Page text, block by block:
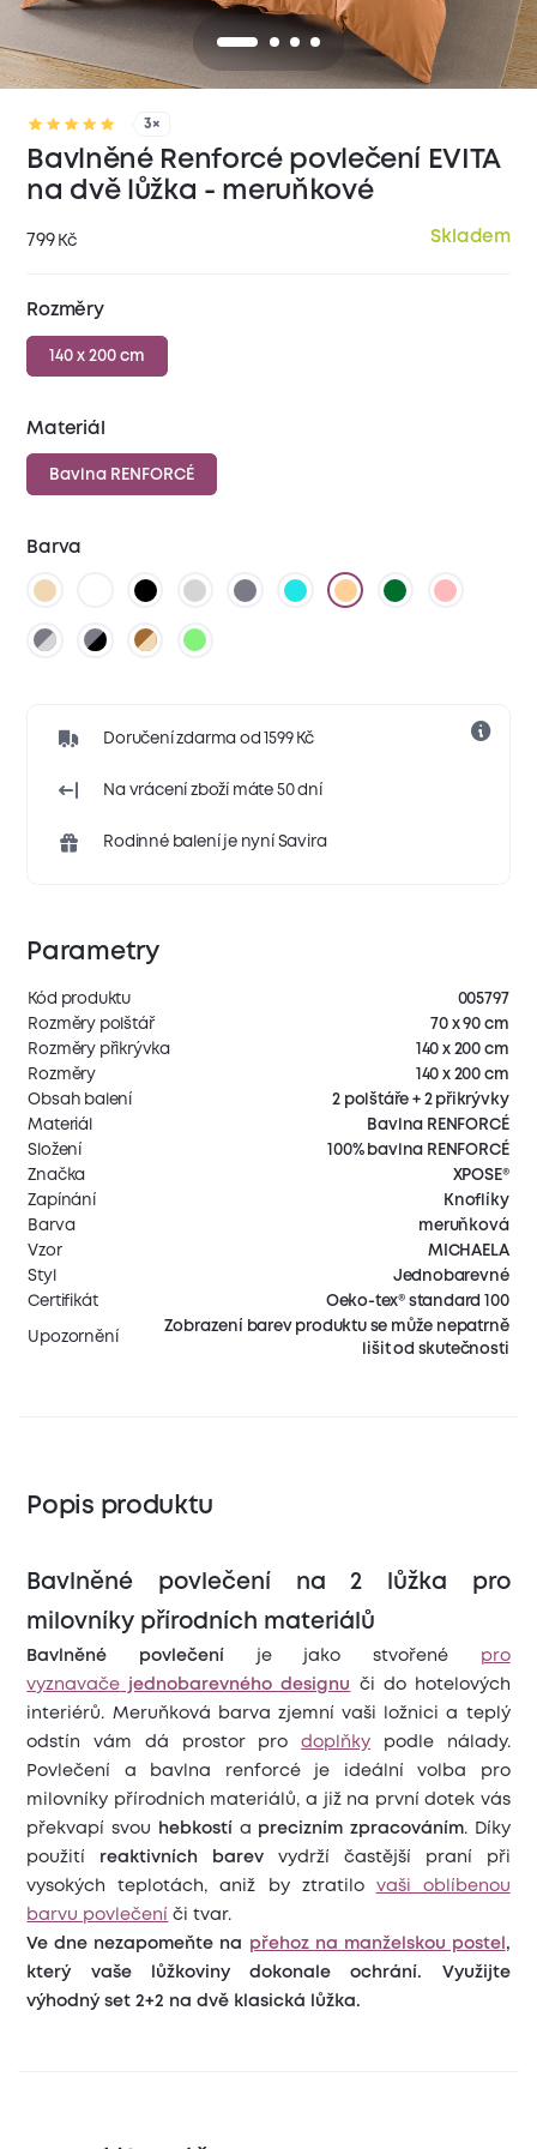
3×
Bavlněné Renforcé povlečení EVITA
na dvě lůžka - meruňkové
799 Kč Skladem
Rozměry
140 x 200 cm
Materiál
Bavlna RENFORCÉ
Barva
Doručení zdarma od 1599 Kč
Na vrácení zboží máte 50 dní
Rodinné balení je nyní Savira
Parametry
Kód produktu
005797
Rozměry polštář
70 x 90 cm
Rozměry přikrývka
140 x 200 cm
Rozměry
140 x 200 cm
Obsah balení
2 polštáře + 2 přikrývky
Materiál
Bavlna RENFORCÉ
Složení
100% bavlna RENFORCÉ
Značka
XPOSE®
Zapínání
Knoflíky
Barva
meruňková
Vzor
MICHAELA
Styl
Jednobarevné
Certifikát
Oeko-tex® standard 100
Upozornění
Zobrazení barev produktu se může nepatrně
lišit od skutečnosti
Popis produktu
Bavlněné povlečení na 2 lůžka pro
milovníky přírodních materiálů
Bavlněné povlečení je jako stvořené
pro
vyznavače jednobarevného designu
či do hotelových
interiérů. Meruňková barva zjemní vaši ložnici a teplý
odstín vám dá prostor prodoplňky podle nálady.
Povlečení a bavlna renforcé je ideální volba pro
milovníky přírodních materiálů, a již na první dotek vás
překvapí svou
hebkostí a precizním zpracováním. Díky
použití
reaktivních barev vydrží častější praní při
vysokých teplotách, aniž by ztratilo vaši oblíbenou
barvu povlečení či tvar.
Ve dne nezapomeňte na
přehoz na manželskou postel ,
který vaše lůžkoviny dokonale ochrání. Využijte
výhodný set 2+2 na dvě klasická lůžka.